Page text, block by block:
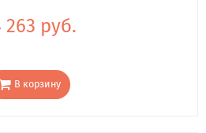
263 руб.
В корзину